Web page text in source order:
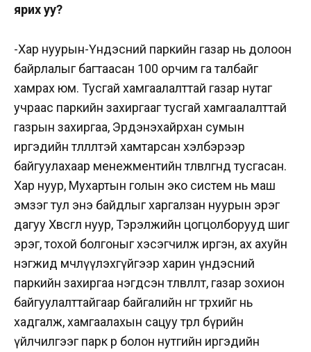
ярих уу?
-Хар нуурын-Үндэсний паркийн газар нь долоон
байрлалыг багтаасан 100 орчим га талбайг
хамрах юм. Тусгай хамгаалалттай газар нутаг
учраас паркийн захиргааг тусгай хамгаалалттай
газрын захиргаа, Эрдэнэхайрхан сумын
иргэдийн төлөөлөлтэй хамтарсан хэлбэрээр
байгуулахаар менежментийн төлөвлөгөөнд тусгасан.
Хар нуур, Мухартын голын эко систем нь маш
эмзэг тул энэ байдлыг харгалзан нуурын эрэг
дагуу Хөвсгөл нуур, Тэрэлжийн цогцолборууд шиг
эрэг, тохой болгоныг хэсэгчилж иргэн, ах ахуйн
нэгжид өмчлүүлэхгүйгээр харин үндэсний
паркийн захиргаа нэгдсэн төлөвлөлт, газар зохион
байгуулалттайгаар байгалийн өнгө төрхийг нь
хадгалж, хамгаалахын сацуу төрөл бүрийн
үйлчилгээг парк өөрөө болон нутгийн иргэдийн